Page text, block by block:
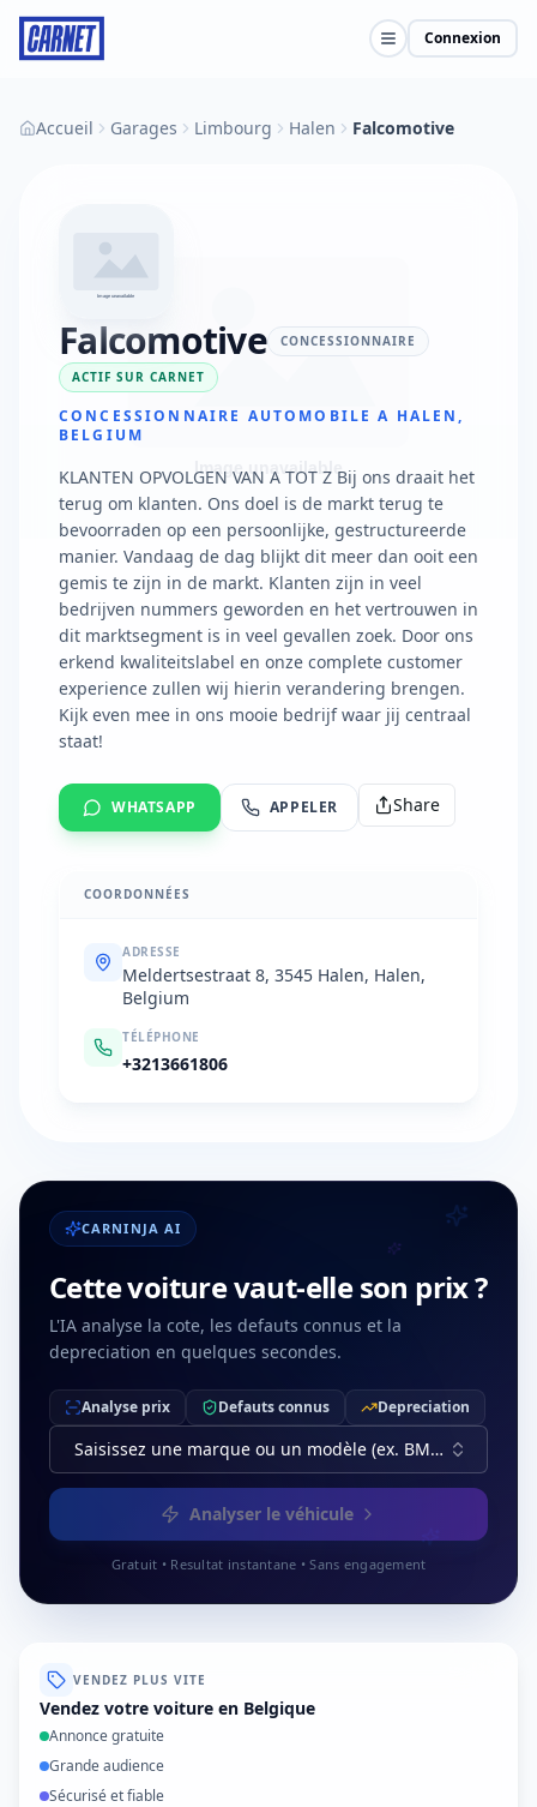
Connexion
Accueil Garages Limbourg Halen Falcomotive
Falcomotive CONCESSIONNAIRE
ACTIF SUR CARNET
CONCESSIONNAIRE AUTOMOBILE A HALEN,
BELGIUM
KLANTEN OPVOLGEN VAN A TOT Z Bij ons draait het
terug om klanten. Ons doel is de markt terug te
bevoorraden op een persoonlijke, gestructureerde
manier. Vandaag de dag blijkt dit meer dan ooit een
gemis te zijn in de markt. Klanten zijn in veel
bedrijven nummers geworden en het vertrouwen in
dit marktsegment is in veel gevallen zoek. Door ons
erkend kwaliteitslabel en onze complete customer
experience zullen wij hierin verandering brengen.
Kijk even mee in ons mooie bedrijf waar jij centraal
staat!
WHATSAPP APPELER Share
COORDONNÉES
ADRESSE
Meldertsestraat 8, 3545 Halen, Halen,
Belgium
TÉLÉPHONE
+3213661806
CARNINJA AI
Cette voiture vaut-elle son prix ?
L'IA analyse la cote, les defauts connus et la
depreciation en quelques secondes.
Analyse prix Defauts connus Depreciation
Saisissez une marque ou un modèle (ex. BMW, Série 3)
Analyser le véhicule
Gratuit • Resultat instantane • Sans engagement
VENDEZ PLUS VITE
Vendez votre voiture en Belgique
Annonce gratuite
Grande audience
Sécurisé et fiable